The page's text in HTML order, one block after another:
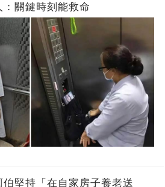
關鍵時刻能救命
堅持「在自家房子養老送